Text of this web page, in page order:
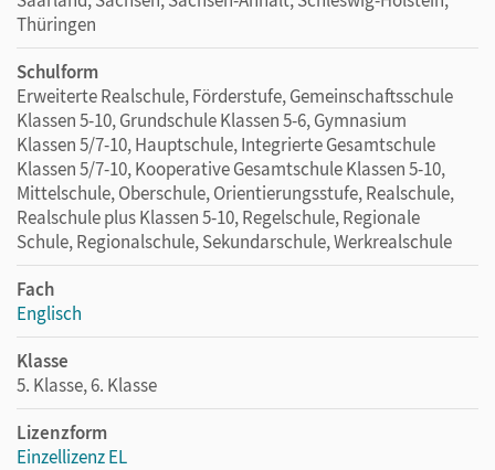
Thüringen
Schulform
Erweiterte Realschule, Förderstufe, Gemeinschaftsschule
Klassen 5-10, Grundschule Klassen 5-6, Gymnasium
Klassen 5/7-10, Hauptschule, Integrierte Gesamtschule
Klassen 5/7-10, Kooperative Gesamtschule Klassen 5-10,
Mittelschule, Oberschule, Orientierungsstufe, Realschule,
Realschule plus Klassen 5-10, Regelschule, Regionale
Schule, Regionalschule, Sekundarschule, Werkrealschule
Fach
Englisch
Klasse
5. Klasse, 6. Klasse
Lizenzform
Einzellizenz EL